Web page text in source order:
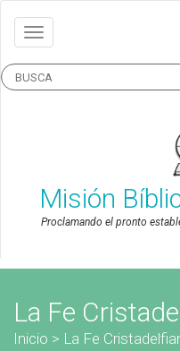
Misión
Proclamando el pronto
La Fe
Inicio > La Fe